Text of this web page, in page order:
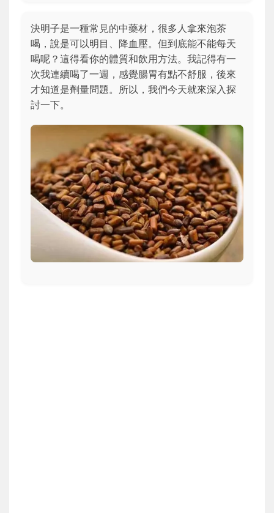
決明子是一種常見的中藥材，很多人拿來泡茶
喝，說是可以明目、降血壓。但到底能不能每天
喝呢？這得看你的體質和飲用方法。我記得有一
次我連續喝了一週，感覺腸胃有點不舒服，後來
才知道是劑量問題。所以，我們今天就來深入探
討一下。